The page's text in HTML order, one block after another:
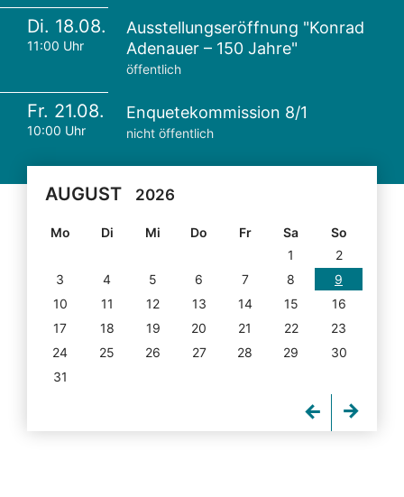
Di. 18.08.
11:00 Uhr
Ausstellungseröffnung "Konrad
Adenauer – 150 Jahre"
öffentlich
Fr. 21.08.
10:00 Uhr
Enquetekommission 8/1
nicht öffentlich
AUGUST 2026
Mo Di Mi Do Fr Sa
So
1
2
3
4 5 6 7 8
9
10
11 12 13 14 15
16
17
18 19 20 21 22
23
24
25 26 27 28 29
30
31